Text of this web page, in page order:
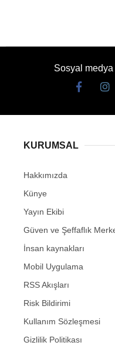
Sosyal medya
KURUMSAL
Hakkımızda
Künye
Yayın Ekibi
Güven ve Şeffaflık
İnsan kaynakları
Mobil Uygulama
RSS Akışları
Risk Bildirimi
Kullanım Sözleşmesi
Gizlilik Politikası